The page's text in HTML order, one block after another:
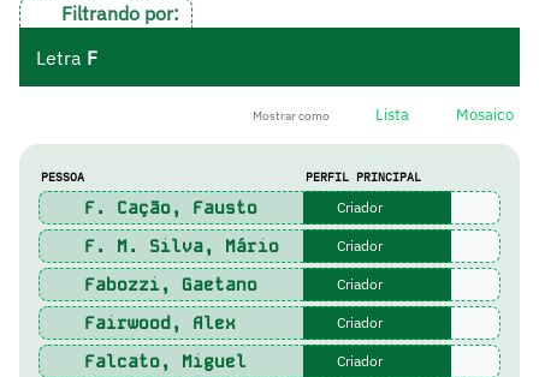
Filtrando por:
Letra F
Mostrar como Lista Mosaico
PESSOA PERFIL PRINCIPAL
F. Cação, Fausto Criador
F. M. Silva, Mário Criador
Fabozzi, Gaetano Criador
Fairwood, Alex Criador
Falcato, Miguel Criador